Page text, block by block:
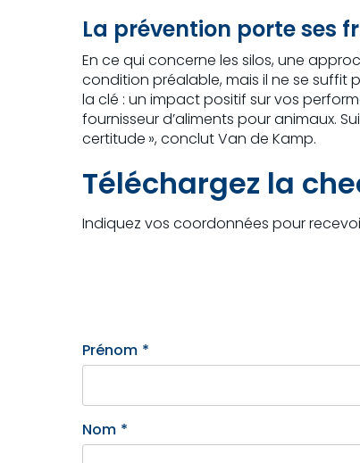
La prévention porte ses
En ce qui concerne les silos, une
condition préalable, mais il ne se suffit
la clé : un impact positif sur vos
fournisseur d’aliments pour animaux.
certitude », conclut Van de Kamp.
Téléchargez la
Indiquez vos coordonnées pour
Prénom *
Nom *